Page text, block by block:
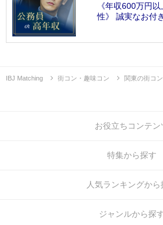
《年収600万円
性》 誠実なお付
IBJ Matching 街コン・趣味コン 関東の街コ
お役立ちコンテン
特集から探す
人気ランキングから
ジャンルから探